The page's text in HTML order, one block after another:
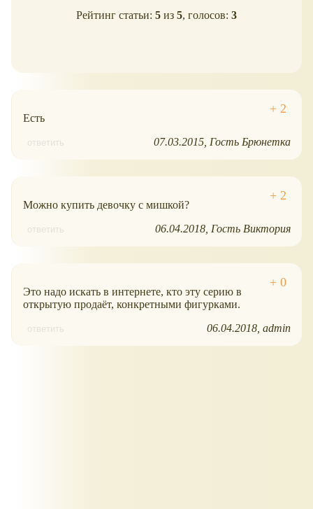
Рейтинг статьи: 5 из 5, голосов: 3
Есть
ответить 07.03.2015 Гость Брюнетка
Можно купить девочку с мишкой?
ответить 06.04.2018 Гость Виктория
Это надо искать в интернете, кто эту серию в
открытую продаёт, конкретными фигурками.
ответить 06.04.2018 admin